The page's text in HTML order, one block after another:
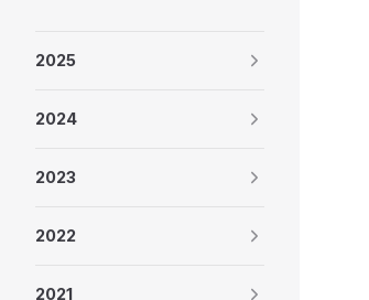
2025
2024
2023
2022
2021